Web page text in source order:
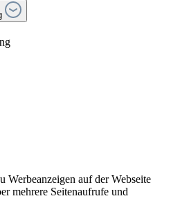
Werbeanzeigen auf der Webseite
mehrere Seitenaufrufe und